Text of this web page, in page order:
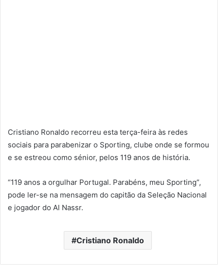
Cristiano Ronaldo recorreu esta terça-feira às redes
sociais para parabenizar o Sporting, clube onde se formou
e se estreou como sénior, pelos 119 anos de história.
“119 anos a orgulhar Portugal. Parabéns, meu Sporting”,
pode ler-se na mensagem do capitão da Seleção Nacional
e jogador do Al Nassr.
Cristiano Ronaldo